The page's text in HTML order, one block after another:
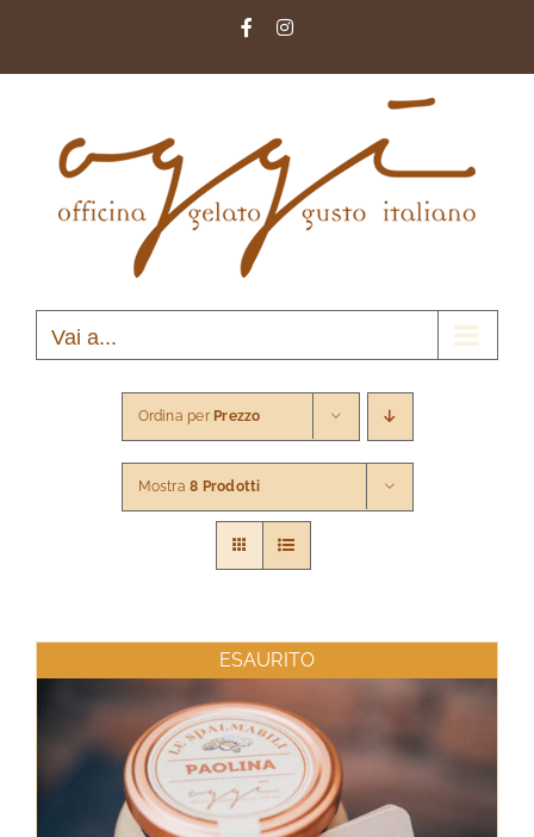
contenuto
FacebookInstagram
Vai a...
Ordina per Prezzo
Mostra8 Prodotti
ESAURITO